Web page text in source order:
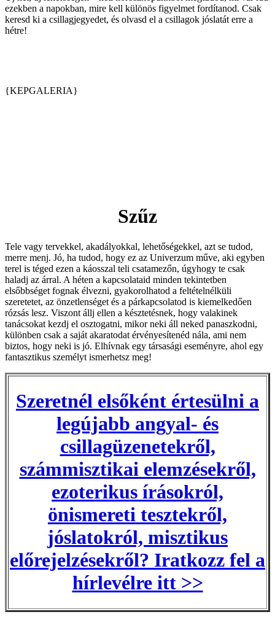
ezekben a napokban, mire kell különös figyelmet fordítanod. Csak
keresd ki a csillagjegyedet, és olvasd el a csillagok jóslatát erre a
hétre!
{KEPGALERIA}
Szűz
Tele vagy tervekkel, akadályokkal, lehetőségekkel, azt se tudod,
merre menj. Jó, ha tudod, hogy ez az Univerzum műve, aki egyben
terel is téged ezen a káosszal teli csatamezőn, úgyhogy te csak
haladj az árral. A héten a kapcsolataid minden tekintetben
elsőbbséget fognak élvezni, gyakorolhatod a feltételnélküli
szeretetet, az önzetlenséget és a párkapcsolatod is kiemelkedően
rózsás lesz. Viszont állj ellen a késztetésnek, hogy valakinek
tanácsokat kezdj el osztogatni, mikor neki áll neked panaszkodni,
különben csak a saját akaratodat érvényesítenéd nála, ami nem
biztos, hogy neki is jó. Elhívnak egy társasági eseményre, ahol egy
fantasztikus személyt ismerhetsz meg!
Szeretnél elsőként értesülni a
legújabb angyal- és
csillagüzenetekről,
számmisztikai elemzésekről,
ezoterikus írásokról,
önismereti tesztekről,
jóslatokról, misztikus
előrejelzésekről? Iratkozz fel a
hírlevélre itt >>